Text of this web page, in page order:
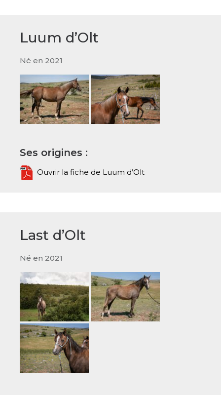
Luum d’Olt
Né en 2021
Ses origines :
Ouvrir la fiche de Luum d’Olt
Last d’Olt
Né en 2021